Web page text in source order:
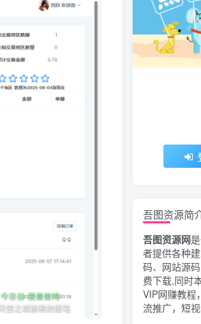
吾图资源简
吾图资源网
者提供各种
码、网站源
费下载,同时
VIP网赚教程
流推广，短